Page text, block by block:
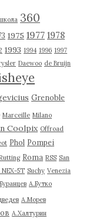
360
1975 1977 1978
1993 1994 1996 1997
Daewoo de Bruijn
Grenoble
Marceille Milano
Coolpix Offroad
Phol Pompei
Roma RSS San
NEX-5T Suchy Venezia
А.Бутко
А.Морев
А.Халтурин